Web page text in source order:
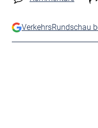
VerkehrsRundschau